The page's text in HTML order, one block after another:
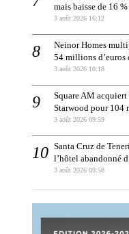
mais baisse de 16
3 août 2026 16:12
Neinor Homes
54 millions d’euros
3 août 2026 10:18
Square AM acquiert
Starwood pour 104
3 août 2026 09:59
Santa Cruz de
l’hôtel abandonné
3 août 2026 09:58